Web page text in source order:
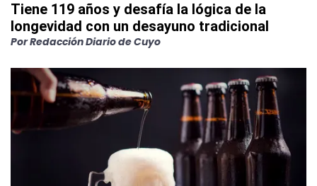
Tiene 119 años y desafía la lógica de la
longevidad con un desayuno tradicional
PorRedacción Diario de Cuyo